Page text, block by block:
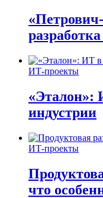
ИТ-проекты
«Эталон»:
индустрии
ИТ-проекты
что